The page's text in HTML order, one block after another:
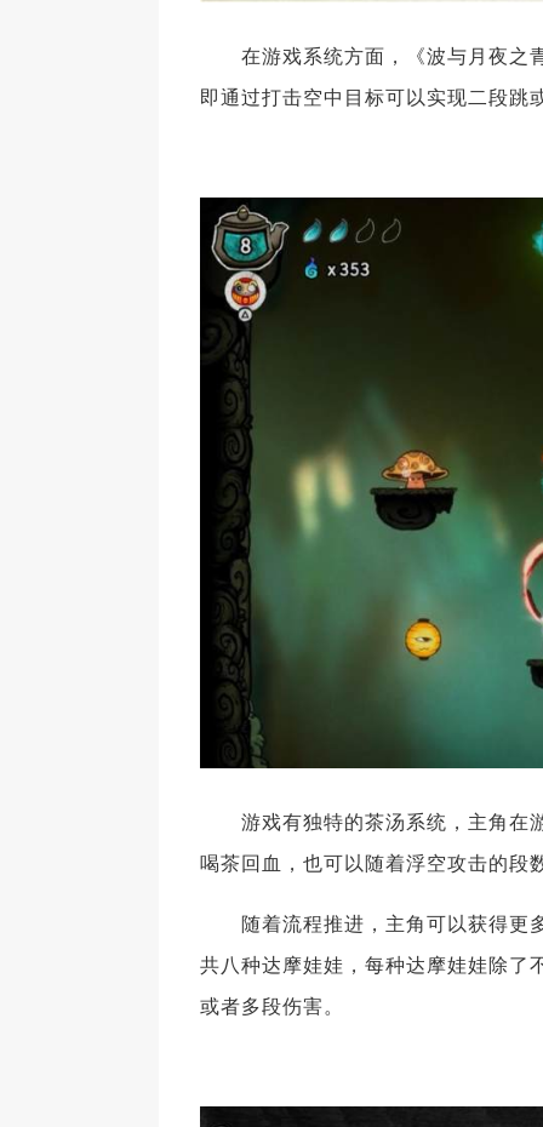
在游戏系统方面，《波与月夜之
即通过打击空中目标可以实现二段跳
游戏有独特的茶汤系统，主角在
喝茶回血，也可以随着浮空攻击的段
随着流程推进，主角可以获得更
共八种达摩娃娃，每种达摩娃娃除了
或者多段伤害。